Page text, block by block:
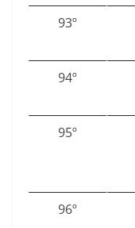
93º
94º
95º
96º